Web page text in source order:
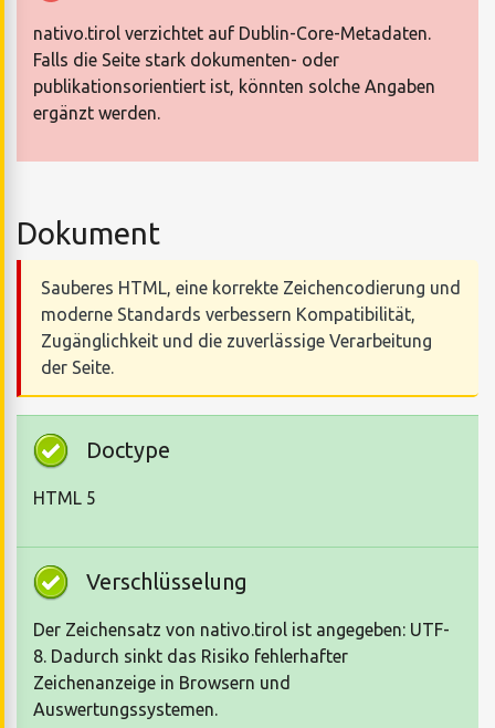
nativo.tirol verzichtet auf Dublin-Core-Metadaten.
Falls die Seite stark dokumenten- oder
publikationsorientiert ist, könnten solche Angaben
ergänzt werden.
Dokument
Sauberes HTML, eine korrekte Zeichencodierung und
moderne Standards verbessern Kompatibilität,
Zugänglichkeit und die zuverlässige Verarbeitung
der Seite.
Doctype
HTML 5
Verschlüsselung
Der Zeichensatz von nativo.tirol ist angegeben: UTF-
8. Dadurch sinkt das Risiko fehlerhafter
Zeichenanzeige in Browsern und
Auswertungssystemen.